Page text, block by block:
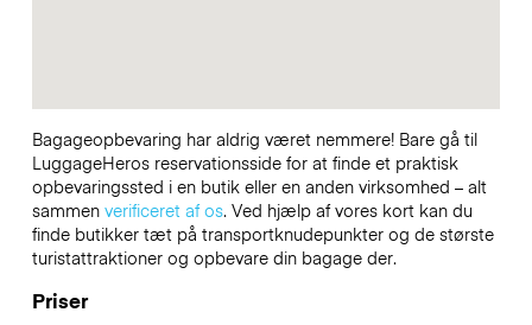
Bagageopbevaring har aldrig været nemmere! Bare gå til
LuggageHeros reservationsside for at finde et praktisk
opbevaringssted i en butik eller en anden virksomhed – alt
sammen verificeret af os. Ved hjælp af vores kort kan du
finde butikker tæt på transportknudepunkter og de største
turistattraktioner og opbevare din bagage der.
Priser